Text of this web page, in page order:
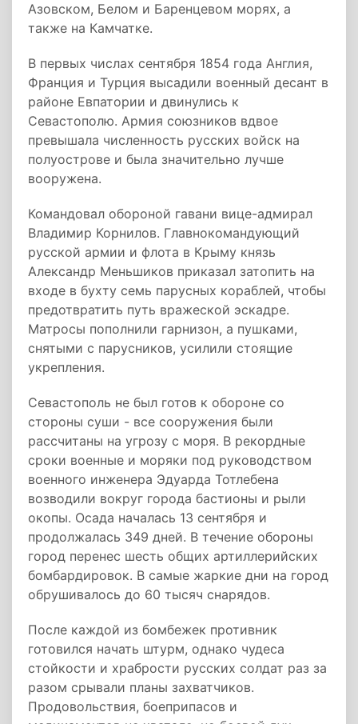
Азовском, Белом и Баренцевом морях, а
также на Камчатке.
В первых числах сентября 1854 года Англия,
Франция и Турция высадили военный десант в
районе Евпатории и двинулись к
Севастополю. Армия союзников вдвое
превышала численность русских войск на
полуострове и была значительно лучше
вооружена.
Командовал обороной гавани вице-адмирал
Владимир Корнилов. Главнокомандующий
русской армии и флота в Крыму князь
Александр Меньшиков приказал затопить на
входе в бухту семь парусных кораблей, чтобы
предотвратить путь вражеской эскадре.
Матросы пополнили гарнизон, а пушками,
снятыми с парусников, усилили стоящие
укрепления.
Севастополь не был готов к обороне со
стороны суши - все сооружения были
рассчитаны на угрозу с моря. В рекордные
сроки военные и моряки под руководством
военного инженера Эдуарда Тотлебена
возводили вокруг города бастионы и рыли
окопы. Осада началась 13 сентября и
продолжалась 349 дней. В течение обороны
город перенес шесть общих артиллерийских
бомбардировок. В самые жаркие дни на город
обрушивалось до 60 тысяч снарядов.
После каждой из бомбежек противник
готовился начать штурм, однако чудеса
стойкости и храбрости русских солдат раз за
разом срывали планы захватчиков.
Продовольствия, боеприпасов и